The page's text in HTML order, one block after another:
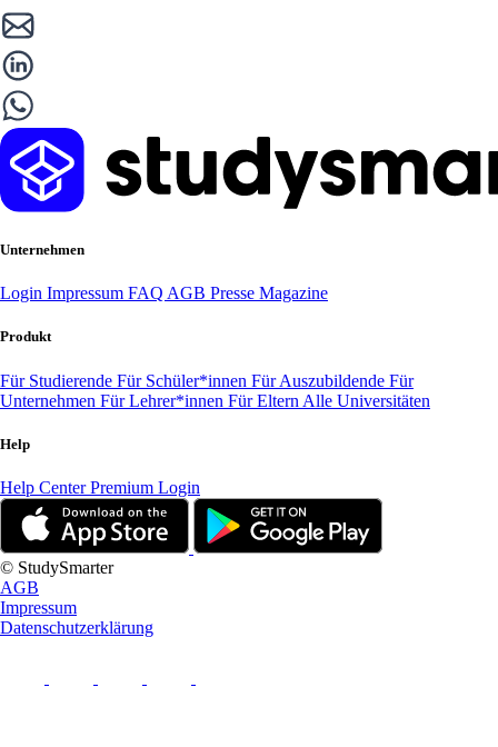
Unternehmen
Login Impressum FAQ AGB Presse Magazine
Produkt
Für Studierende Für Schüler*innen Für Auszubildende Für
Unternehmen Für Lehrer*innen Für Eltern Alle Universitäten
Help
Help CenterPremium Login
© StudySmarter
AGB
Impressum
Datenschutzerklärung